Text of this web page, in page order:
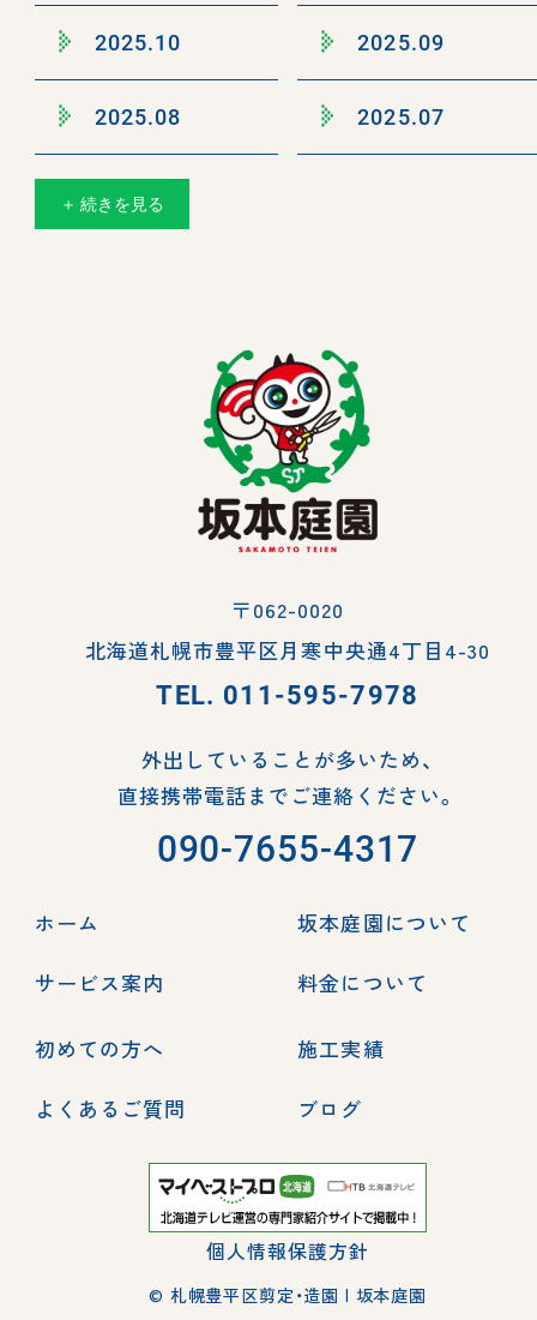
2025.10 2025.09
2025.08 2025.07
＋ 続きを見る
〒062-0020
北海道札幌市豊平区月寒中央通4丁目4-30
TEL. 011-595-7978
外出していることが多いため、
直接携帯電話までご連絡ください。
090-7655-4317
ホーム
坂本庭園について
サービス案内
料金について
初めての方へ
施工実績
よくあるご質問
ブログ
個人情報保護方針
© 札幌豊平区剪定・造園 | 坂本庭園